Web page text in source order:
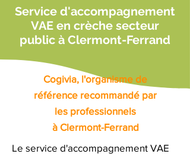
Service d'accompagnement
VAE en crèche secteur
public à Clermont-Ferrand
Cogivia, l'organisme de
référence recommandé par
les professionnels
à Clermont-Ferrand
Le service d'accompagnement VAE